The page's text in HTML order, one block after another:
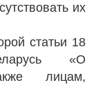
их
статьи 18
«О
лицам,